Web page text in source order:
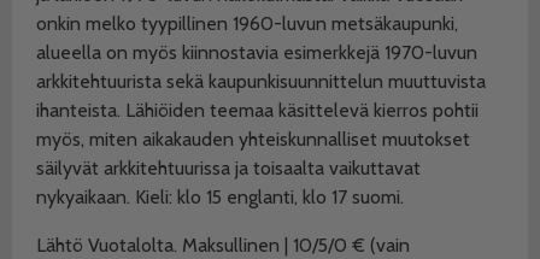
onkin melko tyypillinen 1960-luvun metsäkaupunki,
alueella on myös kiinnostavia esimerkkejä 1970-luvun
arkkitehtuurista sekä kaupunkisuunnittelun muuttuvista
ihanteista. Lähiöiden teemaa käsittelevä kierros pohtii
myös, miten aikakauden yhteiskunnalliset muutokset
säilyvät arkkitehtuurissa ja toisaalta vaikuttavat
nykyaikaan. Kieli: klo 15 englanti, klo 17 suomi.
Lähtö Vuotalolta. Maksullinen | 10/5/0 € (vain